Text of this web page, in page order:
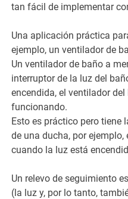
tan fácil de implementar
Una aplicación práctica
ejemplo, un ventilador de
Un ventilador de baño a
interruptor de la luz del
encendida, el ventilador
funcionando.
Esto es práctico pero tiene
de una ducha, por
cuando la luz está
Un relevo de seguimiento
(la luz y, por lo tanto,